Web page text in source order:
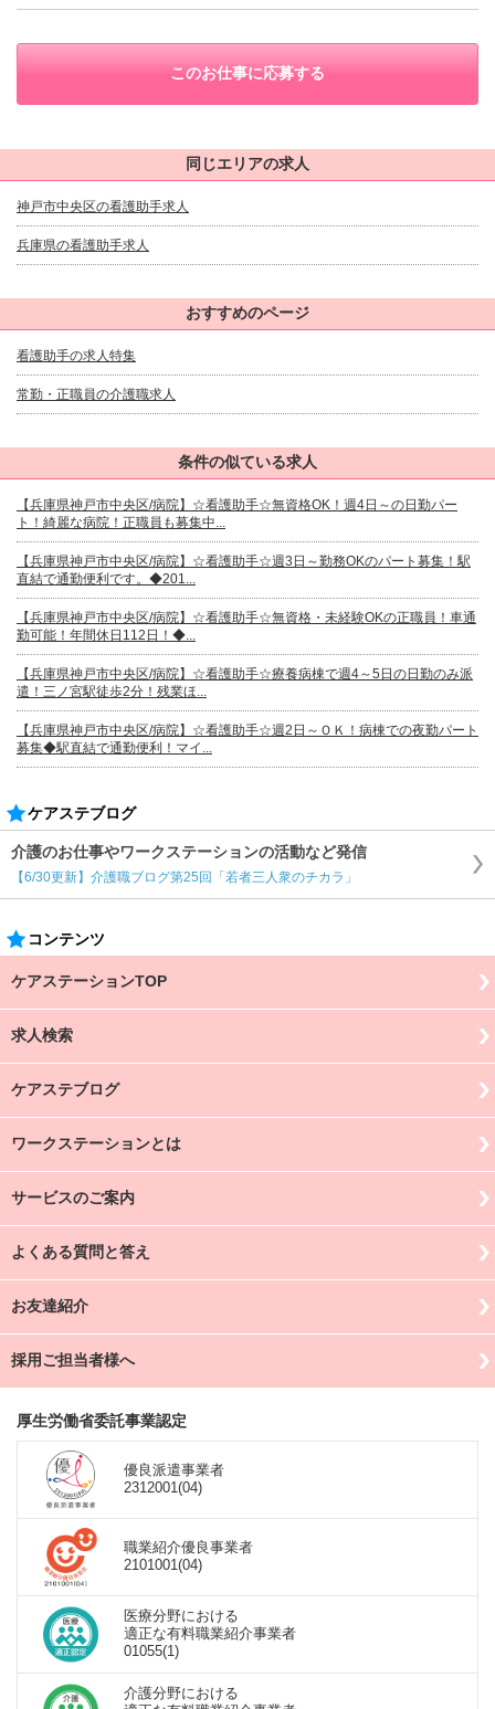
このお仕事に応募する
同じエリアの求人
神戸市中央区の看護助手求人
兵庫県の看護助手求人
おすすめのページ
看護助手の求人特集
常勤・正職員の介護職求人
条件の似ている求人
【兵庫県神戸市中央区/病院】☆看護助手☆無資格OK！週4日～の日勤パー
ト！綺麗な病院！正職員も募集中...
【兵庫県神戸市中央区/病院】☆看護助手☆週3日～勤務OKのパート募集！駅
直結で通勤便利です。◆201...
【兵庫県神戸市中央区/病院】☆看護助手☆無資格・未経験OKの正職員！車通
勤可能！年間休日112日！◆...
【兵庫県神戸市中央区/病院】☆看護助手☆療養病棟で週4～5日の日勤のみ派
遣！三ノ宮駅徒歩2分！残業ほ...
【兵庫県神戸市中央区/病院】☆看護助手☆週2日～ＯＫ！病棟での夜勤パート
募集◆駅直結で通勤便利！マイ...
ケアステブログ
介護のお仕事やワークステーションの活動など発信
【6/30更新】介護職ブログ第25回「若者三人衆のチカラ」
コンテンツ
ケアステーションTOP
求人検索
ケアステブログ
ワークステーションとは
サービスのご案内
よくある質問と答え
お友達紹介
採用ご担当者様へ
厚生労働省委託事業認定
優良派遣事業者
2312001(04)
職業紹介優良事業者
2101001(04)
医療分野における
適正な有料職業紹介事業者
01055(1)
介護分野における